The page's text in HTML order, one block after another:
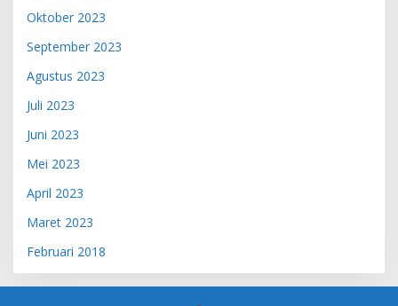
Oktober 2023
September 2023
Agustus 2023
Juli 2023
Juni 2023
Mei 2023
April 2023
Maret 2023
Februari 2018